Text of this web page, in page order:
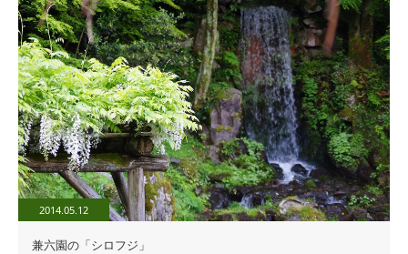
2014.05.12
兼六園の「シロフジ」